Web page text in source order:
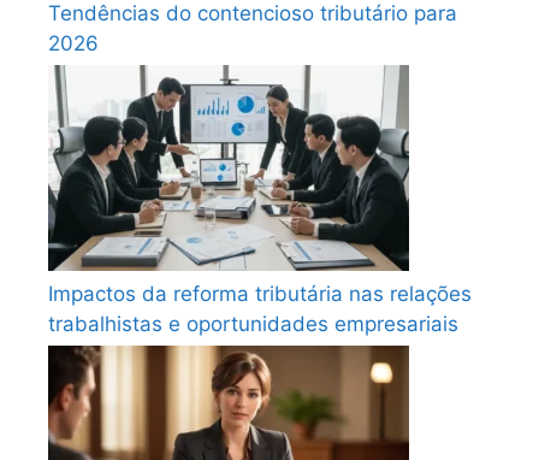
Tendências do contencioso tributário para
2026
Impactos da reforma tributária nas relações
trabalhistas e oportunidades empresariais